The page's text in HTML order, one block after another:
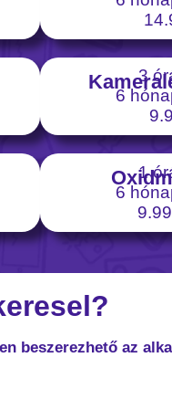
3
6
1
6
beszerezhető az